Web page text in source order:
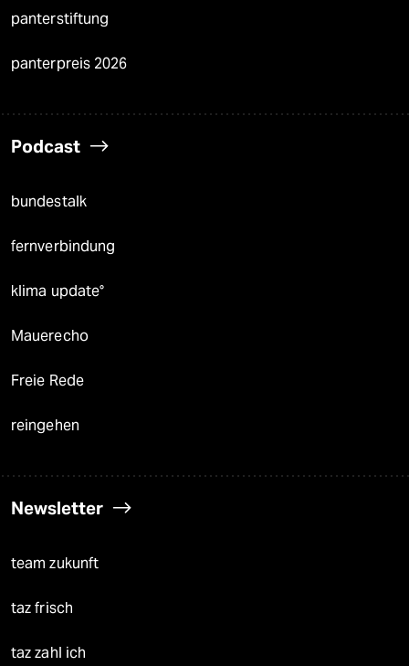
panterstiftung
panterpreis 2026
Podcast
bundestalk
fernverbindung
klima update°
Mauerecho
Freie Rede
reingehen
Newsletter
team zukunft
taz frisch
taz zahl ich